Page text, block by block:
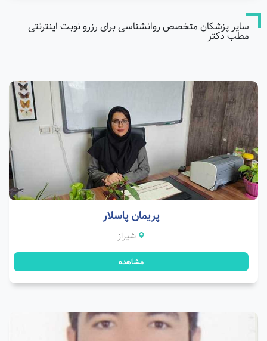
سایر پزشکان متخصص روانشناسی برای رزرو نوبت اینترنتی
مطب دکتر
پریمان پاسلار
شیراز
مشاهده